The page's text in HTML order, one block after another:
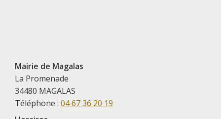
Mairie de Magalas
La Promenade
34480 MAGALAS
Téléphone : 04 67 36 20 19